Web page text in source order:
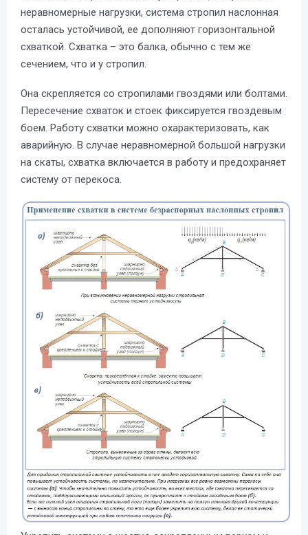
неравномерные нагрузки, система стропил наслонная
осталась устойчивой, ее дополняют горизонтальной
схваткой. Схватка – это балка, обычно с тем же
сечением, что и у стропил.
Она скрепляется со стропилами гвоздями или болтами.
Пересечение схваток и стоек фиксируется гвоздевым
боем. Работу схватки можно охарактеризовать, как
аварийную. В случае неравномерной большой нагрузки
на скаты, схватка включается в работу и предохраняет
систему от перекоса.